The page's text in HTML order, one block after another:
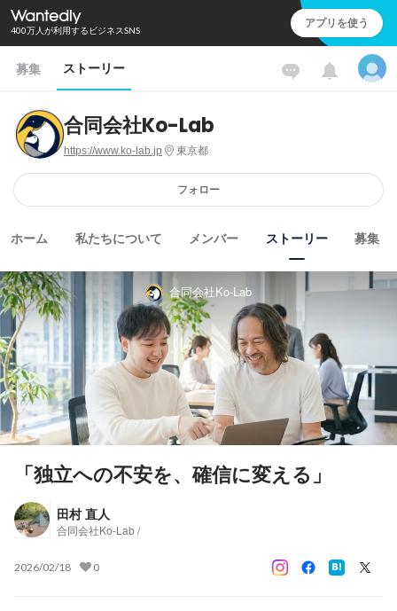
400万人が利用するビジネスSNS アプリを使う
募集 ストーリー
合同会社Ko-Lab
https://www.ko-lab.jp 東京都
フォロー
ホーム 私たちについて メンバー ストーリー 募集
合同会社Ko-Lab
「独立への不安を、確信に変える」
田村 直人
合同会社Ko-Lab /
2026/02/18 0